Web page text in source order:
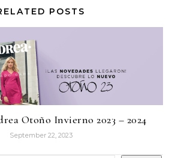
POSTS
Otoño Invierno 2023 – 2024
September 22, 2023